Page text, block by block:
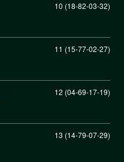
10 (18-82-03-32)
11 (15-77-02-27)
12 (04-69-17-19)
13 (14-79-07-29)